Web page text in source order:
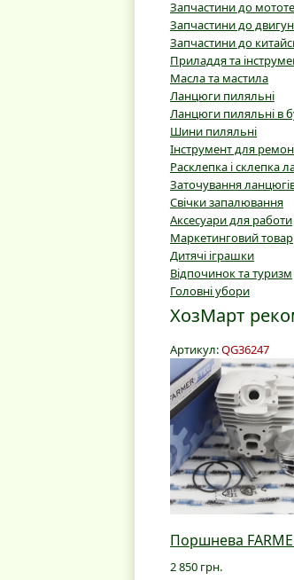
Запчастини до
Запчастини до
Запчастини до
Приладдя та
Масла та мастила
Ланцюги пиляльні
Ланцюги пиляльні в
Шини пиляльні
Інструмент для
Расклепка і склепка
Заточування
Свічки запалювання
Аксесуари для работи
Маркетинговий товар
Дитячі іграшки
Відпочинок та туризм
Головні убори
ХозМарт
Артикул:QG36247
Поршнева
2 850 грн.